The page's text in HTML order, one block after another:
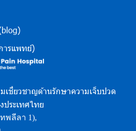
ารแพทย์)
เชี่ยวชาญด้านรักษาความเจ็บปวด
ประเทศไทย
พลีลา 1),